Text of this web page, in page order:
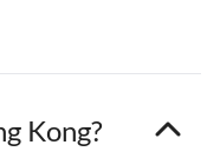
Kong?